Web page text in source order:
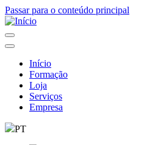
Passar para o conteúdo principal
Navegação
principal
Início
Formação
Loja
Serviços
Empresa
PT